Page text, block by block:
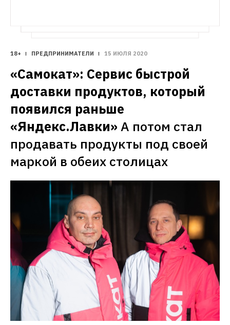
18+ ПРЕДПРИНИМАТЕЛИ 15 ИЮЛЯ 2020
«Самокат»: Сервис быстрой
доставки продуктов, который
появился раньше
«Яндекс.Лавки» А потом стал
продавать продукты под своей
маркой в обеих столицах